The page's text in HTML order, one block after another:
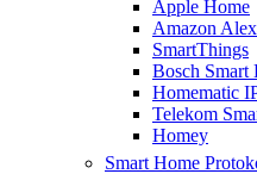
Apple Home
Amazon
SmartThings
Bosch Smart
Homematic
Telekom
Homey
Smart Home